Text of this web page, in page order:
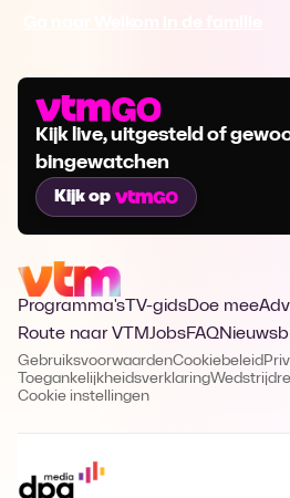
Kijk live, uitgesteld of
bingewatchen
Kijk op
Programma's TV-gidsDoe mee
Route naar VTMJobsFAQ
GebruiksvoorwaardenCookiebeleid
Toegankelijkheidsverklaring
Cookie instellingen